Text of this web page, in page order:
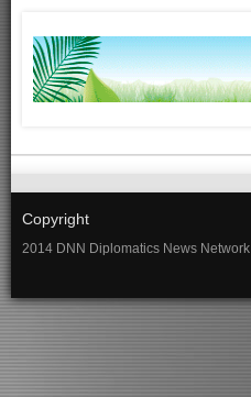
Copyright
2014 DNN Diplomatics News Network